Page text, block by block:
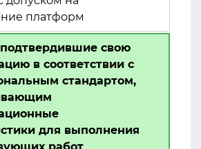
платформ
свою
в соответствии с
стандартом,
для выполнения